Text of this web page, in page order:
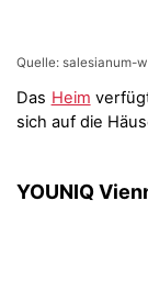
Quelle: salesianum-
Das Heim
sich auf die
YOUNIQ